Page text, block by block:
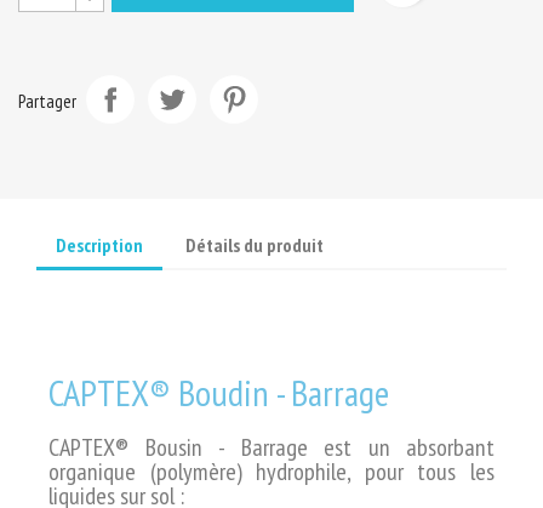
Partager
Description Détails du produit
CAPTEX® Boudin - Barrage
CAPTEX® Bousin - Barrage est un absorbant
organique (polymère) hydrophile, pour tous les
liquides sur sol :